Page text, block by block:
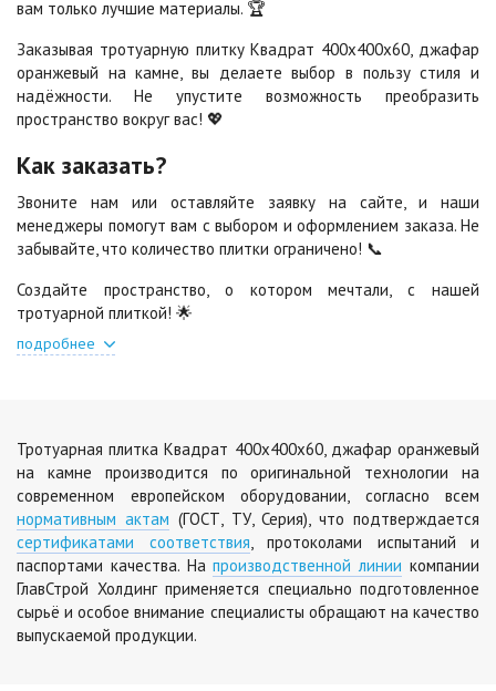
Шафран
Цена по запросу
Янтарь
Цена по запросу
Цена по запросу
вам только лучшие материалы. 🏆
Заказывая тротуарную плитку Квадрат 400х400х60, джафар
оранжевый на камне, вы делаете выбор в пользу стиля и
надёжности. Не упустите возможность преобразить
пространство вокруг вас! 💖
Как заказать?
Звоните нам или оставляйте заявку на сайте, и наши
менеджеры помогут вам с выбором и оформлением заказа. Не
забывайте, что количество плитки ограничено! 📞
Создайте пространство, о котором мечтали, с нашей
тротуарной плиткой! 🌟
подробнее
Тротуарная плитка Квадрат 400х400х60, джафар оранжевый
на камне производится по оригинальной технологии на
современном европейском оборудовании, согласно всем
нормативным актам (ГОСТ, ТУ, Серия), что подтверждается
сертификатами соответствия , протоколами испытаний и
паспортами качества. Напроизводственной линии компании
ГлавСтрой Холдинг применяется специально подготовленное
сырьё и особое внимание специалисты обращают на качество
выпускаемой продукции.